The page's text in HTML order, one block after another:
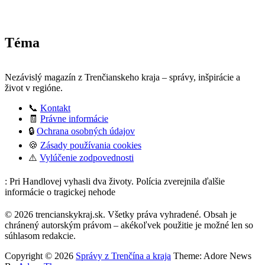
Téma
Nezávislý magazín z Trenčianskeho kraja – správy, inšpirácie a
život v regióne.
📞 Kontakt
🧾 Právne informácie
🔒 Ochrana osobných údajov
🍪 Zásady používania cookies
⚠️ Vylúčenie zodpovednosti
: Pri Handlovej vyhasli dva životy. Polícia zverejnila ďalšie
informácie o tragickej nehode
© 2026 trencianskykraj.sk. Všetky práva vyhradené. Obsah je
chránený autorským právom – akékoľvek použitie je možné len so
súhlasom redakcie.
Copyright © 2026 Správy z Trenčína a kraja Theme: Adore News